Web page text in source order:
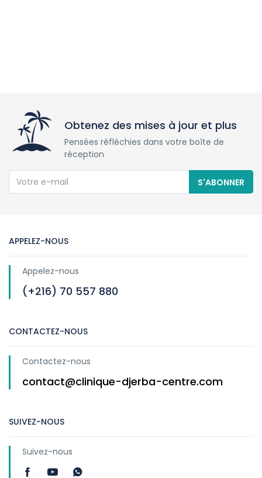
Obtenez des mises à jour et plus
Pensées réfléchies dans votre boîte de
réception
S'ABONNER
APPELEZ-NOUS
Appelez-nous
(+216) 70 557 880
CONTACTEZ-NOUS
Contactez-nous
contact@clinique-djerba-centre.com
SUIVEZ-NOUS
Suivez-nous